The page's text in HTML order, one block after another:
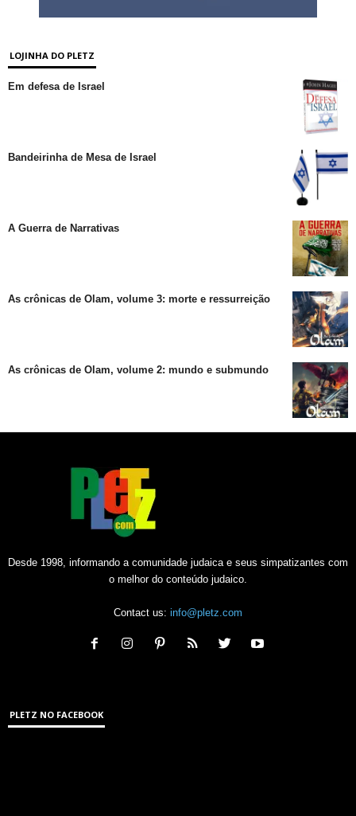
LOJINHA DO PLETZ
Em defesa de Israel
Bandeirinha de Mesa de Israel
A Guerra de Narrativas
As crônicas de Olam, volume 3: morte e ressurreição
As crônicas de Olam, volume 2: mundo e submundo
Desde 1998, informando a comunidade judaica e seus simpatizantes com
o melhor do conteúdo judaico.
Contact us: info@pletz.com
PLETZ NO FACEBOOK